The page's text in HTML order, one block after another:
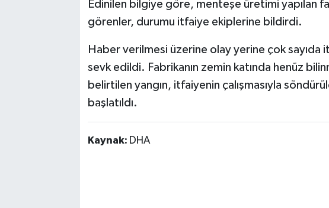
Edinilen bilgiye göre, menteşe üretimi yapılan
görenler, durumu itfaiye ekiplerine bildirdi.
Haber verilmesi üzerine olay yerine çok sayıda
sevk edildi. Fabrikanın zemin katında henüz
belirtilen yangın, itfaiyenin çalışmasıyla
başlatıldı.
Kaynak: DHA